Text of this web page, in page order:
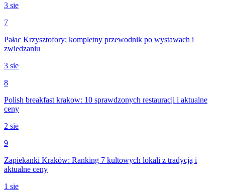
3 sie
7
Pałac Krzysztofory: kompletny przewodnik po wystawach i
zwiedzaniu
3 sie
8
Polish breakfast krakow: 10 sprawdzonych restauracji i aktualne
ceny
2 sie
9
Zapiekanki Kraków: Ranking 7 kultowych lokali z tradycją i
aktualne ceny
1 sie